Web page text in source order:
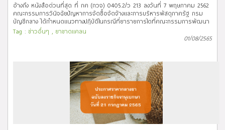
อ้างถึง หนังสือด่วนที่สุด ที่ กค (กวจ) 0405.2/ว 213 ลงวันที่ 7 พฤษภาคม 2562
คณะกรรมการวินิจฉัยปัญหาการจัดซื้อจัดจ้างและการบริหารพัสดุภาครัฐ กรม
บัญชีกลาง ได้กำหนดแนวทางปฏิบัติในกรณีที่ยารายการใดที่คณะกรรมการพัฒนา
ระบบยาแห่งชาติ โดยคณะอนุกรรมการพิจารณากำหนดราคากลางยาอยู่ระหว่าง
การพิจารณาทบทวนปรับปรุงราคากลางยา เพื่อกำหนดราคากลางยาใหม่ นั้น
พิจารณาทบทวนปรับปรุงราคากลางยา ตามมติอนุกรรมการฯ ในการประชุมครั้งที่
1/2565 เมื่อวันที่ 27 กรกฎาคม 2565 เพื่อให้หน่วยงานของรัฐ ใช้อ้างอิงในการจัด
ซื้อยาตามพระราชบัญญัติการจัดซื้อจัดจ้างและการบริหารพัสดุภาครัฐ พ.ศ.
2560 ต่อไป โดยมีรายการยาดังต่อไปนี้ 1. Human normal immunoglobulin
(IVIG) sterile sol 5% (50 ml) 2. Human normal immunoglobulin (IVIG)
sterile sol 5% (100 ml) 3. Human normal immunoglobulin (IVIG) sterile
sol 5% (200 ml) 4. Human normal immunoglobulin (IVIG) sterile sol 10%
(25 ml) 5. Human normal immunoglobulin (IVIG) sterile sol 10% (50 ml)
6. Human normal immunoglobulin (IVIG) sterile sol 10% (100 ml)
Tag : ข่าวอื่นๆ , ยาขาดแคลน
01/08/2565